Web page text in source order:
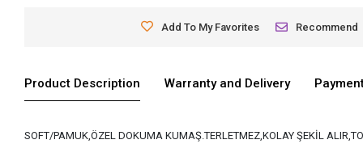
Add To My Favorites Recommend
Product Description Warranty and Delivery
SOFT/PAMUK,ÖZEL DOKUMA KUMAŞ.TERLETMEZ,KOLAY ŞEKİL